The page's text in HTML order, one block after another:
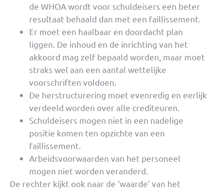
de WHOA wordt voor schuldeisers een beter
resultaat behaald dan met een faillissement.
Er moet een haalbaar en doordacht plan
liggen. De inhoud en de inrichting van het
akkoord mag zelf bepaald worden, maar moet
straks wel aan een aantal wettelijke
voorschriften voldoen.
De herstructurering moet evenredig en eerlijk
verdeeld worden over alle crediteuren.
Schuldeisers mogen niet in een nadelige
positie komen ten opzichte van een
faillissement.
Arbeidsvoorwaarden van het personeel
mogen niet worden veranderd.
De rechter kijkt ook naar de ‘waarde’ van het